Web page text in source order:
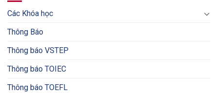
Các Khóa học
Thông Báo
Thông báo VSTEP
Thông báo TOIEC
Thông báo TOEFL